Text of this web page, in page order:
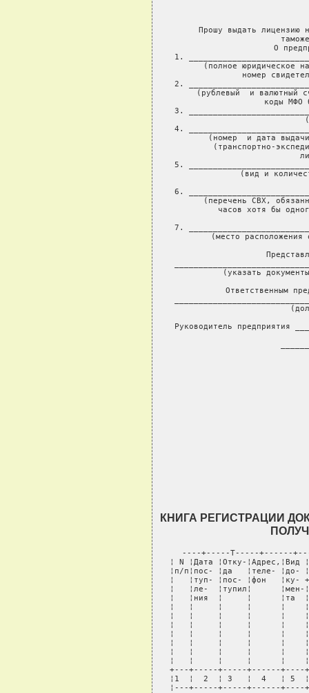
Прошу выдать лицензию
О
1.
(полное юридическое
номер
2.
(рублевый  и валютный
коды МФО
3.
4.
(номер  и дата
(транспортно-
5.
(вид и
6.
(перечень СВХ,
часов хотя бы
7.
(место расположения
(указать
Ответственным
Руководитель предприятия
КНИГА РЕГИСТРАЦИИ
----+-----T-----+------
¦ N ¦Дата ¦Отку-¦Адрес,¦Вид
¦п/п¦пос- ¦да   ¦теле- ¦до-
¦   ¦туп- ¦пос- ¦фон   ¦ку-
¦   ¦ле-  ¦тупил¦      ¦мен-
¦   ¦ния  ¦     ¦      ¦та
¦   ¦     ¦     ¦      ¦
¦   ¦     ¦     ¦      ¦
¦   ¦     ¦     ¦      ¦
¦   ¦     ¦     ¦      ¦
¦   ¦     ¦     ¦      ¦
¦   ¦     ¦     ¦      ¦
¦   ¦     ¦     ¦      ¦
+---+-----+-----+------+----
¦1  ¦  2  ¦ 3   ¦  4   ¦ 5
¦---+-----+-----+------